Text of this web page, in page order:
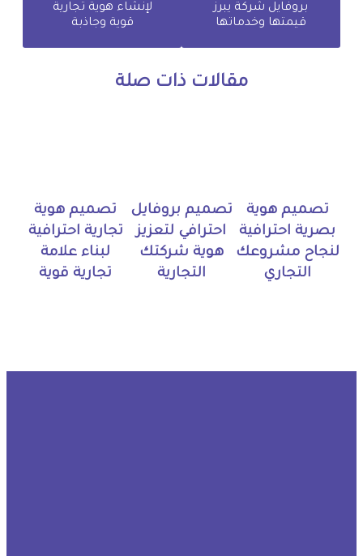
بروفايل شركة يبرز
قيمتها وخدماتها
لإنشاء هوية تجارية
قوية وجاذبة
مقالات ذات صلة
تصميم هوية
بصرية احترافية
لنجاح مشروعك
التجاري
تصميم بروفايل
احترافي لتعزيز
هوية شركتك
التجارية
تصميم هوية
تجارية احترافية
لبناء علامة
تجارية قوية